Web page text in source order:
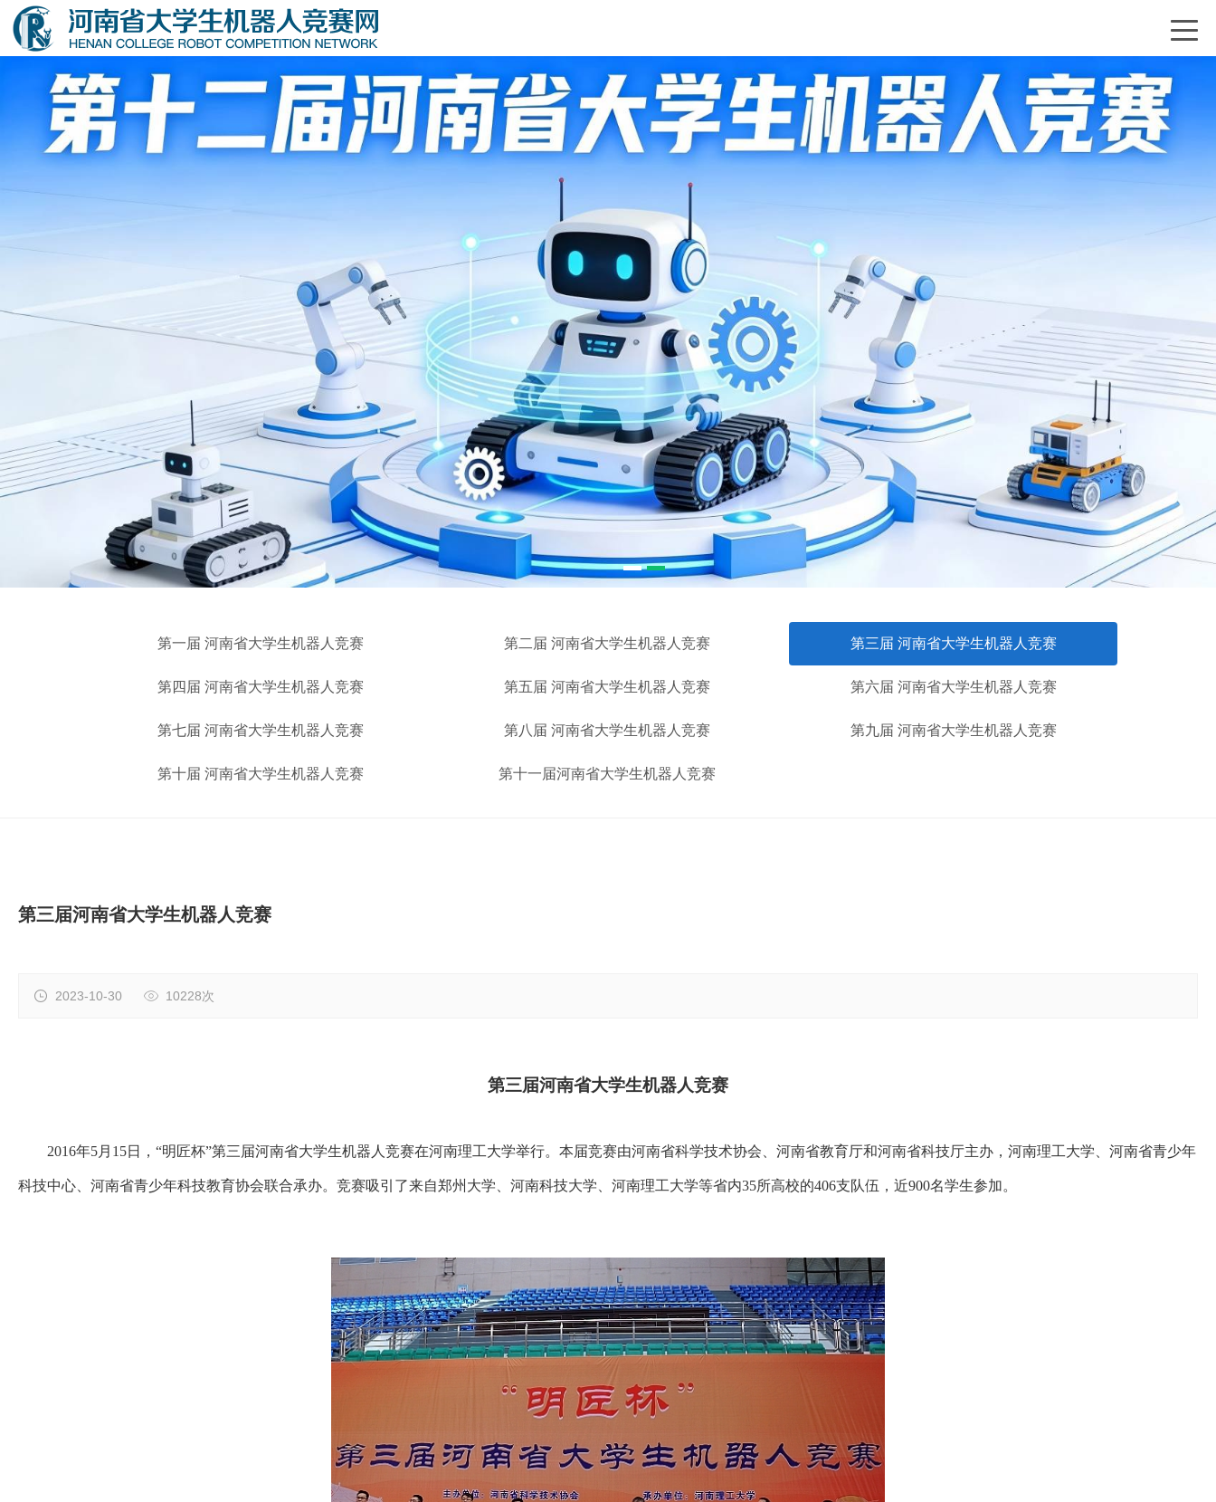
1 2
第一届 河南省大学生机器人竞赛 第二届 河南省大学生机器人竞赛 第三届 河南省大学生机器人竞赛
第四届 河南省大学生机器人竞赛 第五届 河南省大学生机器人竞赛 第六届 河南省大学生机器人竞赛
第七届 河南省大学生机器人竞赛 第八届 河南省大学生机器人竞赛 第九届 河南省大学生机器人竞赛
第十届 河南省大学生机器人竞赛 第十一届河南省大学生机器人竞赛
第三届河南省大学生机器人竞赛
2023-10-30 10228次
第三届河南省大学生机器人竞赛
2016年5月15日，“明匠杯”第三届河南省大学生机器人 竞赛在河南理工大学举行。本届竞赛由河南省科学技术协会、河南省教育厅和河南省科技厅主办，河南理工大学、河南省青少年
科技中心、河南省青少年科技教育协会联合承办。 竞赛吸引了来自郑州大学、河南科技大学、河南理工大学等省内35所高校的406支队伍 ， 近900名学生参加。